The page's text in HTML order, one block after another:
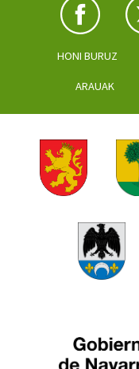
HONI BURUZ
ARAUAK